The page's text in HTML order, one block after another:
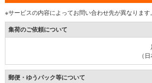
※サービスの内容によってお問い合わせ先が異なります。
集荷のご依頼について
（
郵便・ゆうパック等について